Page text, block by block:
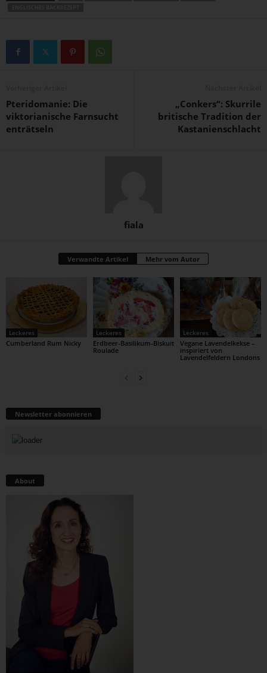
Pteridomanie: Die
viktorianische Farnsucht
enträtseln
„Conkers“: Skurrile
britische Tradition der
Kastanienschlacht
fiala
Verwandte Artikel Mehr vom Autor
Leckeres
Cumberland Rum Nicky
Leckeres
Erdbeer-Basilikum-Biskuit
Roulade
Leckeres
Vegane Lavendelkekse –
inspiriert von
Lavendelfeldern Londons
Newsletter abonnieren
About